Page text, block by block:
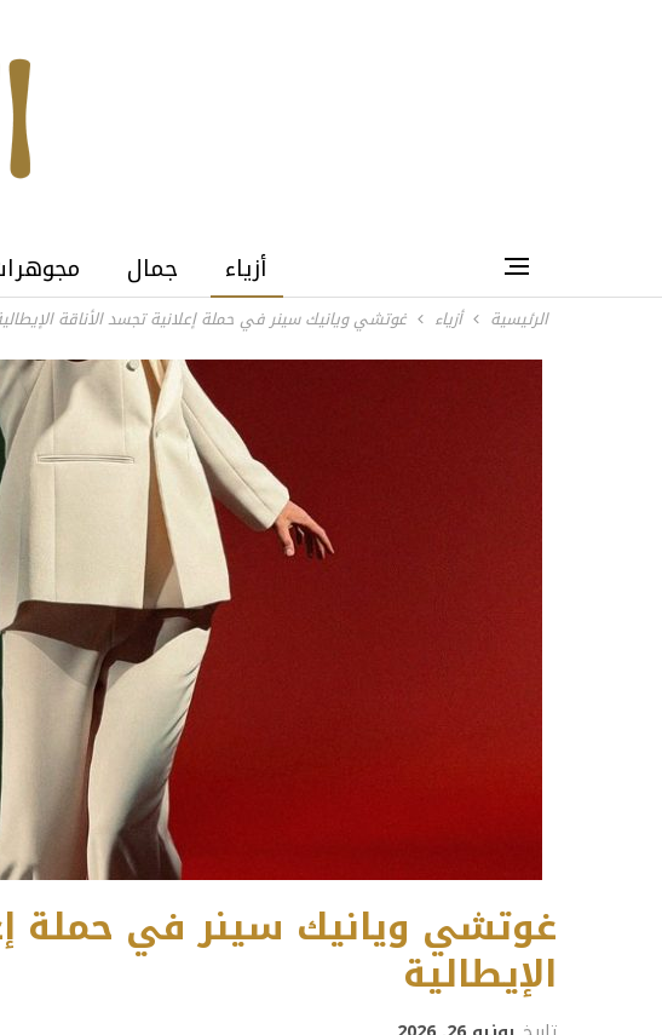
أزياء جمال
الرئيسية أزياء غوتشي ويانيك سينر في حملة إعلانية تجسد الأناقة
غوتشي ويانيك سينر في حملة
الإيطالية